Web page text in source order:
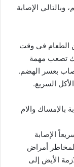
الإصابة
الطعام في وقت
تصعب مهمة
بعسر الهضم.
السريع.
بالإمساك والام
الإصابة
لمخاطر أمراض
الأيض إلى